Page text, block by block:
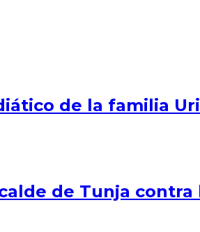
de la familia
de Tunja contra